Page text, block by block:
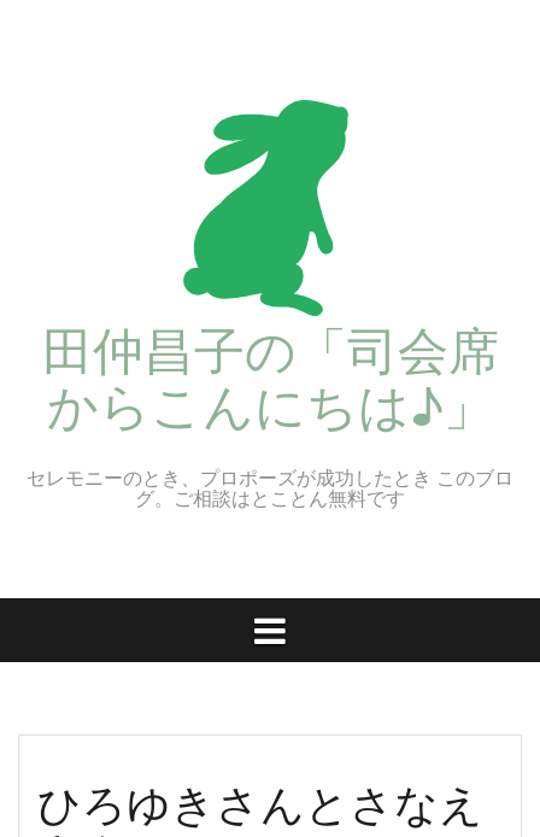
田仲昌子の「司会席
からこんにちは♪」
セレモニーのとき、プロポーズが成功したとき このブロ
グ。ご相談はとことん無料です
ひろゆきさんとさなえ